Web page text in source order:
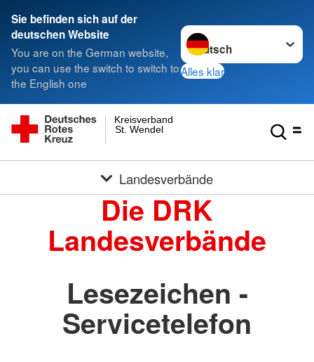
Sie befinden sich auf der
deutschen Website
You are on the German website,
you can use the switch to switch to
the English one
Sprache wechseln zu
Alles klar
St. Wendel
Kreisverband
Landesverbände
Die DRK
Landesverbände
Lesezeichen -
Servicetelefon